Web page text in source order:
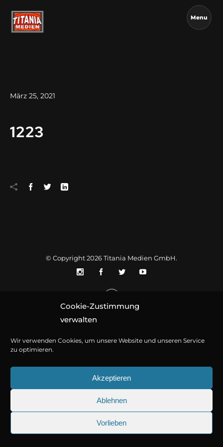
Cookie-Zustimmung
verwalten
Wir verwenden Cookies, um unsere Website und unseren Service
zu optimieren.
Akzeptieren
Ablehnen
Vorlieben
Menu
März 25, 2021
1223
© Copyright 2026Titania Medien GmbH.